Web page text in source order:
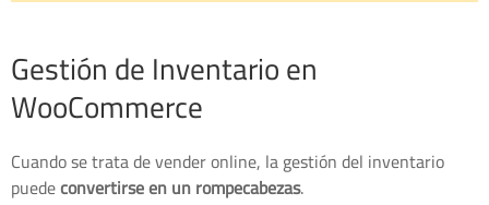
Gestión de Inventario en
WooCommerce
Cuando se trata de vender online, la gestión del inventario
puedeconvertirse en un rompecabezas.